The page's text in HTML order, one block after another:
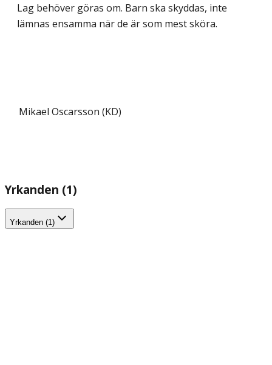
Lag behöver göras om. Barn ska skyddas, inte
lämnas ensamma när de är som mest sköra.
Mikael Oscarsson (KD)
Yrkanden (1)
Yrkanden (1)